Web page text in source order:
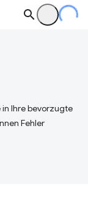
Ihre bevorzugte
Fehler